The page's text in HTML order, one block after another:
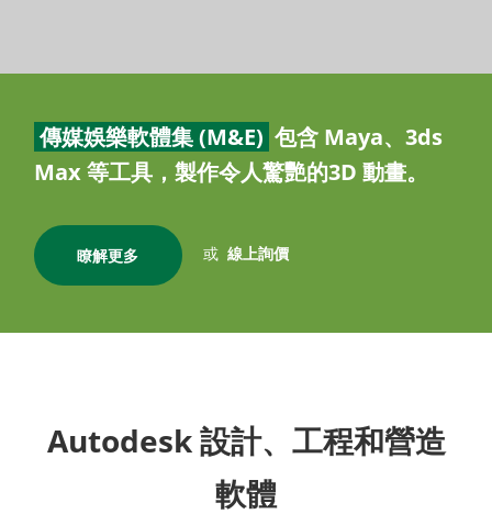
傳媒娛樂軟體集 (M&E) 包含 Maya、3ds
Max 等工具，製作令人驚艷的3D 動畫。
瞭解更多 或 線上詢價
Autodesk 設計、工程和營造
軟體